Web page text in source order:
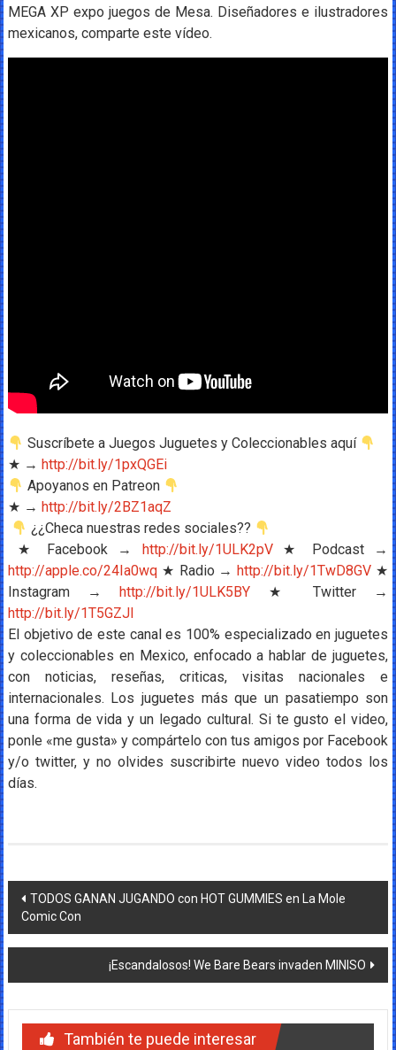
MEGA XP expo juegos de Mesa. Diseñadores e ilustradores
mexicanos, comparte este vídeo.
Suscríbete a Juegos Juguetes y Coleccionables aquí
★ → http://bit.ly/1pxQGEi
Apoyanos en Patreon
★ → http://bit.ly/2BZ1aqZ
¿¿Checa nuestras redes sociales??
★ Facebook →
http://bit.ly/1ULK2pV★ Podcast →
http://apple.co/24Ia0wq★ Radio → http://bit.ly/1TwD8GV ★
Instagram → http://bit.ly/1ULK5BY ★ Twitter →
http://bit.ly/1T5GZJl
El objetivo de este canal es 100% especializado en juguetes
y coleccionables en Mexico, enfocado a hablar de juguetes,
con noticias, reseñas, criticas, visitas nacionales e
internacionales. Los juguetes más que un pasatiempo son
una forma de vida y un legado cultural. Si te gusto el video,
ponle «me gusta» y compártelo con tus amigos por Facebook
y/o twitter, y no olvides suscribirte nuevo video todos los
días.
Navegación
de
TODOS GANAN JUGANDO con HOT GUMMIES en La Mole
Comic Con
¡Escandalosos! We Bare Bears invaden MINISO
También te puede interesar